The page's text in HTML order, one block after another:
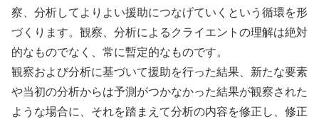
察、分析してよりよい援助につなげていくという循環を形
づくります。観察、分析によるクライエントの理解は絶対
的なものでなく、常に暫定的なものです。
観察および分析に基づいて援助を行った結果、新たな要素
や当初の分析からは予測がつかなかった結果が観察された
ような場合に、それを踏まえて分析の内容を修正し、修正